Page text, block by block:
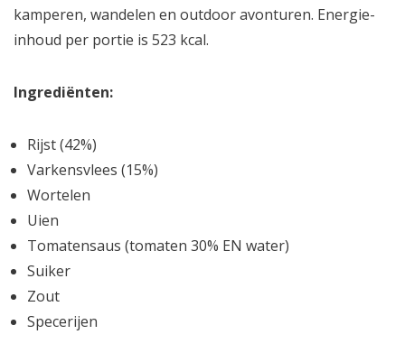
kamperen, wandelen en outdoor avonturen. Energie-
inhoud per portie is 523 kcal.
Ingrediënten:
Rijst (42%)
Varkensvlees (15%)
Wortelen
Uien
Tomatensaus (tomaten 30% EN water)
Suiker
Zout
Specerijen